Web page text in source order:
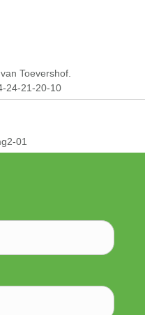
van Toevershof.